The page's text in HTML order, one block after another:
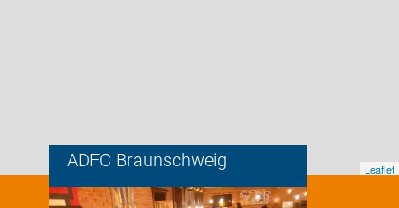
Leaflet
ADFC Braunschweig